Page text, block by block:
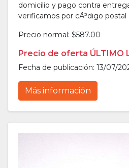
domicilio y pago contra
verificamos por cÃ³digo postal
Precio normal: $587.00
Precio de oferta ÚLTIMO
Fecha de publicación: 13/07/
Más información